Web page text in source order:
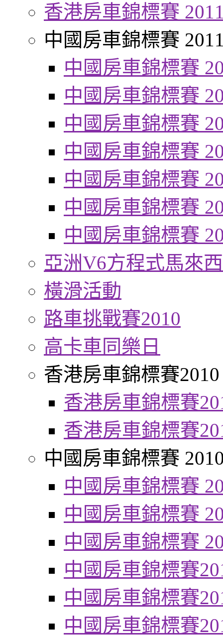
香港房車錦標賽
中國房車錦標賽
中國房車錦標賽
中國房車錦標賽
中國房車錦標賽
中國房車錦標賽
中國房車錦標賽
中國房車錦標賽
中國房車錦標賽
亞洲V6方程式馬來
橫滑活動
路車挑戰賽2010
高卡車同樂日
香港房車錦標賽2010
香港房車錦標賽
香港房車錦標賽
中國房車錦標賽
中國房車錦標賽
中國房車錦標賽
中國房車錦標賽
中國房車錦標賽
中國房車錦標賽
中國房車錦標賽